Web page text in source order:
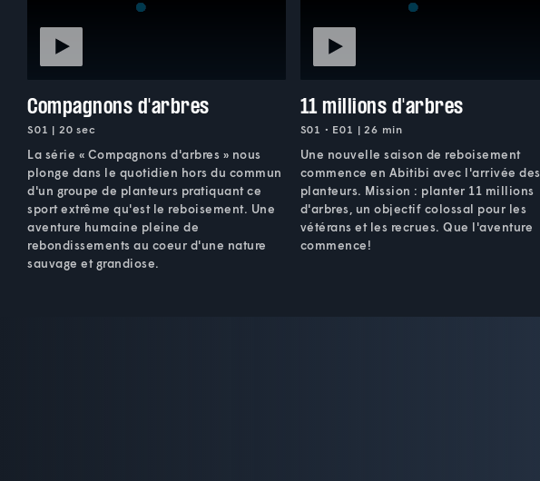
Compagnons d'arbres
S01 | 20 sec
La série « Compagnons d'arbres » nous
plonge dans le quotidien hors du commun
d'un groupe de planteurs pratiquant ce
sport extrême qu'est le reboisement. Une
aventure humaine pleine de
rebondissements au coeur d'une nature
sauvage et grandiose.
11 millions d'arbres
S01 • E01 | 26 min
Une nouvelle saison de reboisement
commence en Abitibi avec l'arrivée des
planteurs. Mission : planter 11 millions
d'arbres, un objectif colossal pour les
vétérans et les recrues. Que l'aventure
commence!